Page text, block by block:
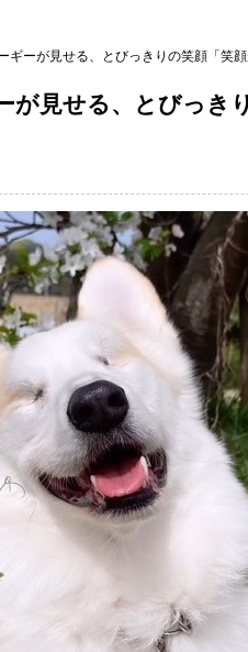
ギーが見せる、とびっきりの笑顔「笑
が見せる、とびっき